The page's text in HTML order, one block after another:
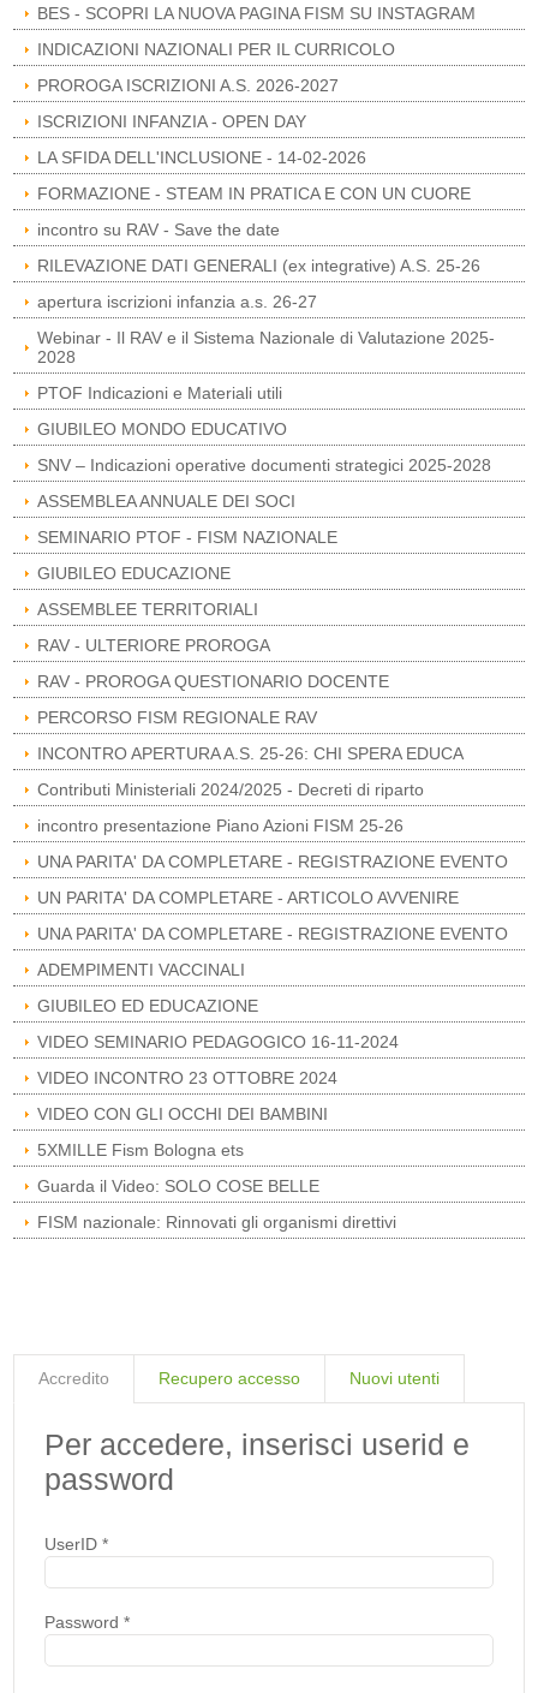
BES - SCOPRI LA NUOVA PAGINA FISM SU INSTAGRAM
INDICAZIONI NAZIONALI PER IL CURRICOLO
PROROGA ISCRIZIONI A.S. 2026-2027
ISCRIZIONI INFANZIA - OPEN DAY
LA SFIDA DELL'INCLUSIONE - 14-02-2026
FORMAZIONE - STEAM IN PRATICA E CON UN CUORE
incontro su RAV - Save the date
RILEVAZIONE DATI GENERALI (ex integrative) A.S. 25-26
apertura iscrizioni infanzia a.s. 26-27
Webinar - Il RAV e il Sistema Nazionale di Valutazione 2025-
2028
PTOF Indicazioni e Materiali utili
GIUBILEO MONDO EDUCATIVO
SNV – Indicazioni operative documenti strategici 2025-2028
ASSEMBLEA ANNUALE DEI SOCI
SEMINARIO PTOF - FISM NAZIONALE
GIUBILEO EDUCAZIONE
ASSEMBLEE TERRITORIALI
RAV - ULTERIORE PROROGA
RAV - PROROGA QUESTIONARIO DOCENTE
PERCORSO FISM REGIONALE RAV
INCONTRO APERTURA A.S. 25-26: CHI SPERA EDUCA
Contributi Ministeriali 2024/2025 - Decreti di riparto
incontro presentazione Piano Azioni FISM 25-26
UNA PARITA' DA COMPLETARE - REGISTRAZIONE EVENTO
UN PARITA' DA COMPLETARE - ARTICOLO AVVENIRE
UNA PARITA' DA COMPLETARE - REGISTRAZIONE EVENTO
ADEMPIMENTI VACCINALI
GIUBILEO ED EDUCAZIONE
VIDEO SEMINARIO PEDAGOGICO 16-11-2024
VIDEO INCONTRO 23 OTTOBRE 2024
VIDEO CON GLI OCCHI DEI BAMBINI
5XMILLE Fism Bologna ets
Guarda il Video: SOLO COSE BELLE
FISM nazionale: Rinnovati gli organismi direttivi
Accredito Recupero accesso Nuovi utenti
Per accedere, inserisci userid e
password
UserID*
Password*